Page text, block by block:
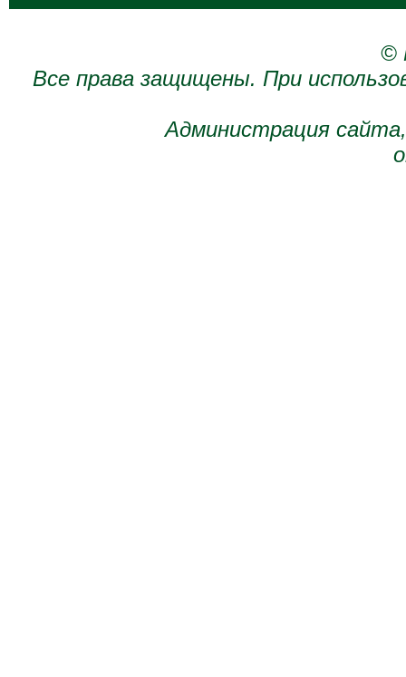
©
Все права защищены. При
Администрация